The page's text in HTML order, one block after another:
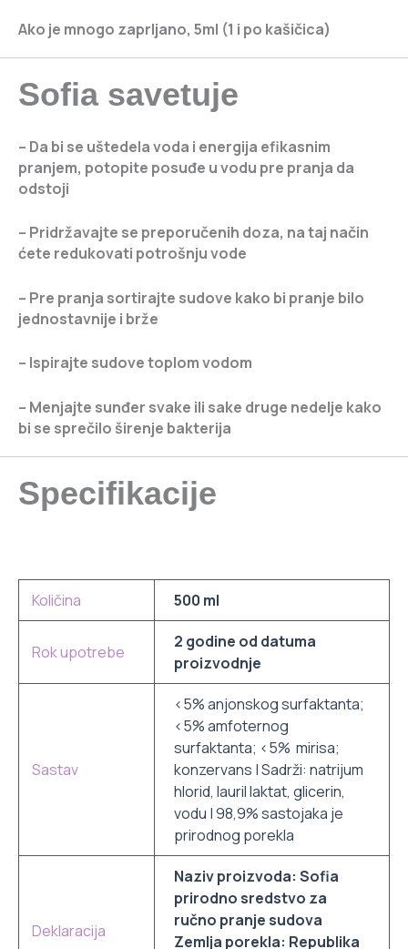
Ako je mnogo zaprljano, 5ml (1 i po kašičica)
Sofia savetuje
– Da bi se uštedela voda i energija efikasnim
pranjem, potopite posuđe u vodu pre pranja da
odstoji
– Pridržavajte se preporučenih doza, na taj način
ćete redukovati potrošnju vode
– Pre pranja sortirajte sudove kako bi pranje bilo
jednostavnije i brže
– Ispirajte sudove toplom vodom
– Menjajte sunđer svake ili sake druge nedelje kako
bi se sprečilo širenje bakterija
Specifikacije
Količina 500 ml
Rok upotrebe
2 godine od datuma
proizvodnje
Sastav
<5% anjonskog surfaktanta;
<5% amfoternog
surfaktanta; <5% mirisa;
konzervans | Sadrži: natrijum
hlorid, lauril laktat, glicerin,
vodu | 98,9% sastojaka je
prirodnog porekla
Deklaracija
Naziv proizvoda: Sofia
prirodno sredstvo za
ručno pranje sudova
Zemlja porekla: Republika